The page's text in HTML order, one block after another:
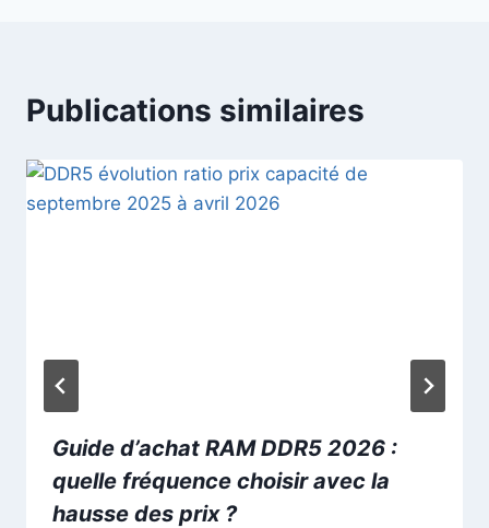
Publications similaires
Guide d’achat RAM DDR5 2026 :
quelle fréquence choisir avec la
hausse des prix ?